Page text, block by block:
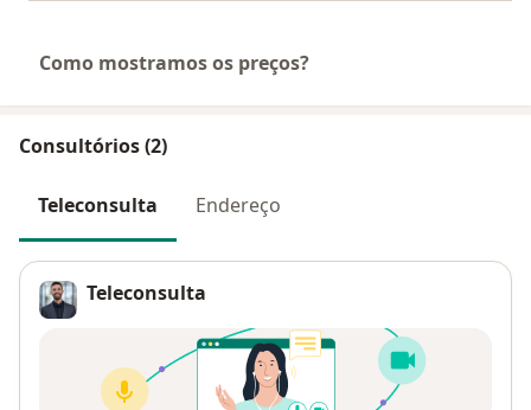
Como mostramos os preços?
Consultórios (2)
Teleconsulta Endereço
Teleconsulta